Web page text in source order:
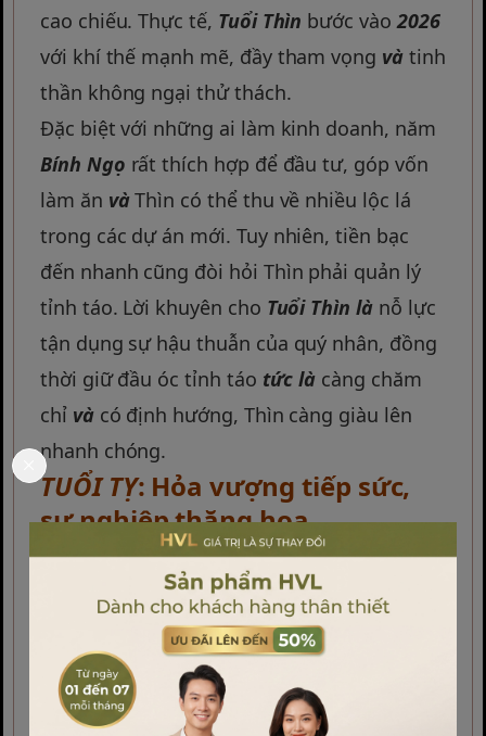
cao chiếu. Thực tế, Tuổi Thìn bước vào2026
với khí thế mạnh mẽ, đầy tham vọng vàtinh
thần không ngại thử thách.
Đặc biệt với những ai làm kinh doanh, năm
Bính Ngọ rất thích hợp để đầu tư, góp vốn
làm ăn vàThìn có thể thu về nhiều lộc lá
trong các dự án mới. Tuy nhiên, tiền bạc
đến nhanh cũng đòi hỏi Thìn phải quản lý
tỉnh táo. Lời khuyên cho Tuổi Thìn lànỗ lực
tận dụng sự hậu thuẫn của quý nhân, đồng
thời giữ đầu óc tỉnh táo tức là càng chăm
chỉ vàcó định hướng, Thìn càng giàu lên
nhanh chóng.
TUỔI TỴ: Hỏa vượng tiếp sức,
sự nghiệp thăng hoa